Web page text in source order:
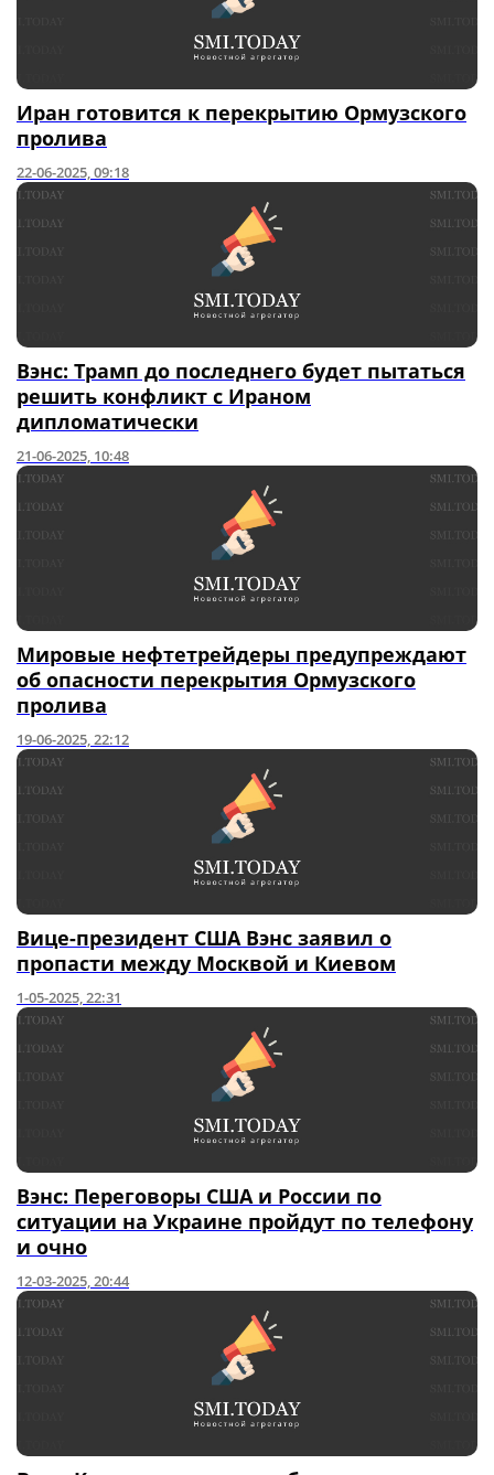
Иран готовится к перекрытию Ормузского
пролива
22-06-2025, 09:18
Вэнс: Трамп до последнего будет пытаться
решить конфликт с Ираном
дипломатически
21-06-2025, 10:48
Мировые нефтетрейдеры предупреждают
об опасности перекрытия Ормузского
пролива
19-06-2025, 22:12
Вице-президент США Вэнс заявил о
пропасти между Москвой и Киевом
1-05-2025, 22:31
Вэнс: Переговоры США и России по
ситуации на Украине пройдут по телефону
и очно
12-03-2025, 20:44